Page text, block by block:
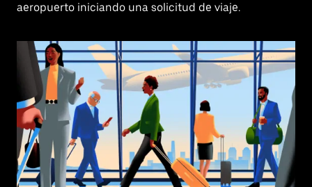
aeropuerto iniciando una solicitud de viaje.